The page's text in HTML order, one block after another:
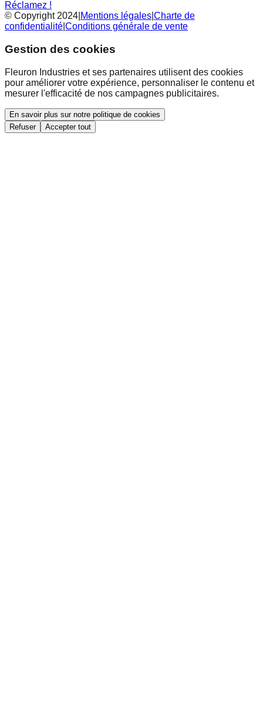
Réclamez !
© Copyright 2024 Mentions légales Charte de
confidentialité Conditions générale de vente
Gestion des cookies
Fleuron Industries et ses partenaires utilisent des cookies
pour améliorer votre expérience, personnaliser le contenu et
mesurer l'efficacité de nos campagnes publicitaires.
En savoir plus sur notre politique de cookies
Refuser
Accepter tout